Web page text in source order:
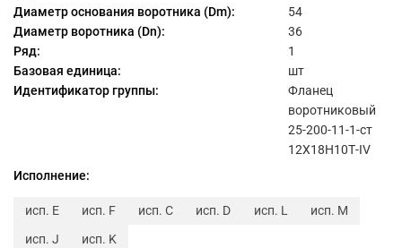
Диаметр основания воротника (Dm):
54
Диаметр воротника (Dn):
36
Ряд:
1
Базовая единица:
шт
Идентификатор группы:
Фланец
воротниковый
25-200-11-1-ст
12Х18Н10Т-IV
Исполнение:
исп. E исп. F исп. C исп. D исп. L
исп. M
исп. J
исп. K